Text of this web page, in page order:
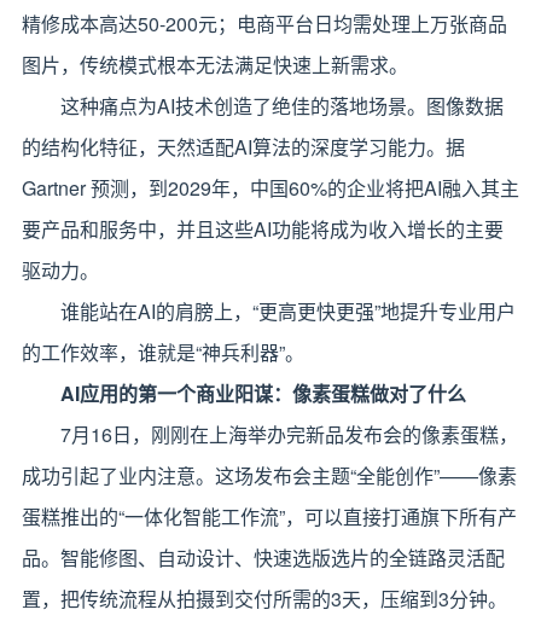
精修成本高达50-200元；电商平台日均需处理上万张商品
图片，传统模式根本无法满足快速上新需求。
这种痛点为AI技术创造了绝佳的落地场景。图像数据
的结构化特征，天然适配AI算法的深度学习能力。据
Gartner 预测，到2029年，中国60%的企业将把AI融入其主
要产品和服务中，并且这些AI功能将成为收入增长的主要
驱动力。
谁能站在AI的肩膀上，“更高更快更强”地提升专业用户
的工作效率，谁就是“神兵利器”。
AI应用的第一个商业阳谋：像素蛋糕做对了什么
7月16日，刚刚在上海举办完新品发布会的像素蛋糕，
成功引起了业内注意。这场发布会主题“全能创作”——像素
蛋糕推出的“一体化智能工作流”，可以直接打通旗下所有产
品。智能修图、自动设计、快速选版选片的全链路灵活配
置，把传统流程从拍摄到交付所需的3天，压缩到3分钟。